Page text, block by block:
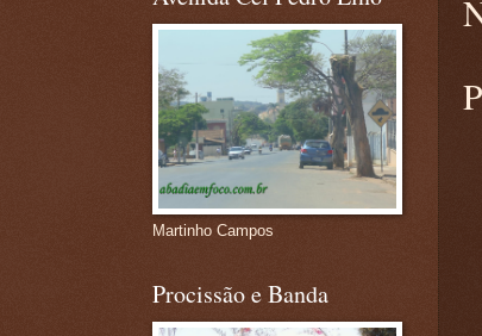
Martinho Campos
Procissão e Banda